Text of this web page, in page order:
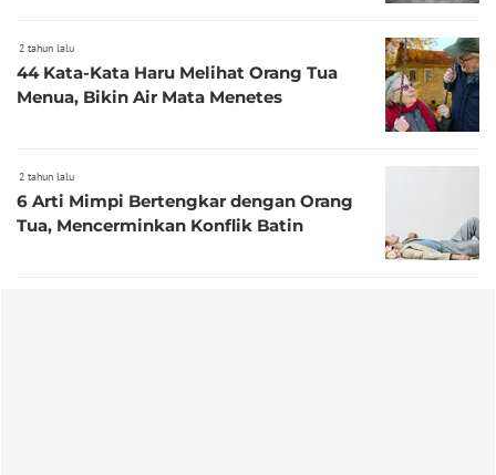
2 tahun lalu
44 Kata-Kata Haru Melihat Orang Tua
Menua, Bikin Air Mata Menetes
2 tahun lalu
6 Arti Mimpi Bertengkar dengan Orang
Tua, Mencerminkan Konflik Batin